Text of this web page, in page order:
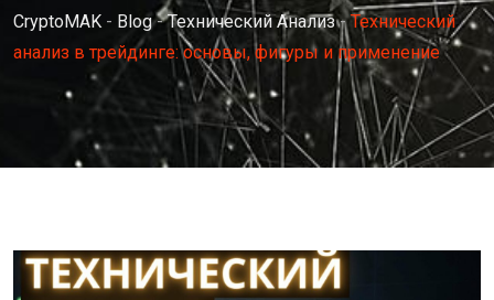
CryptoMAK - Blog-Технический Анализ-Технический
анализ в трейдинге: основы, фигуры и применение